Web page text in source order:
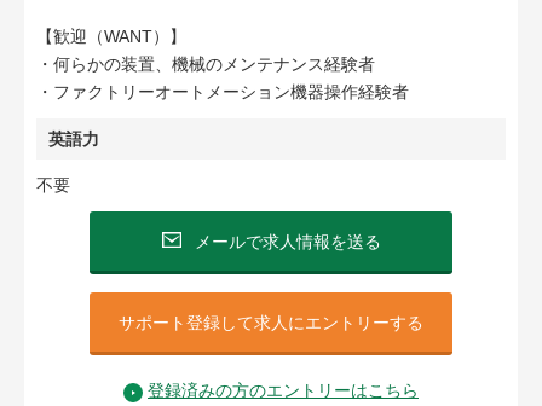
【歓迎（WANT）】
・何らかの装置、機械のメンテナンス経験者
・ファクトリーオートメーション機器操作経験者
英語力
不要
メールで求人情報を送る
サポート登録して求人にエントリーする
登録済みの方のエントリーはこちら